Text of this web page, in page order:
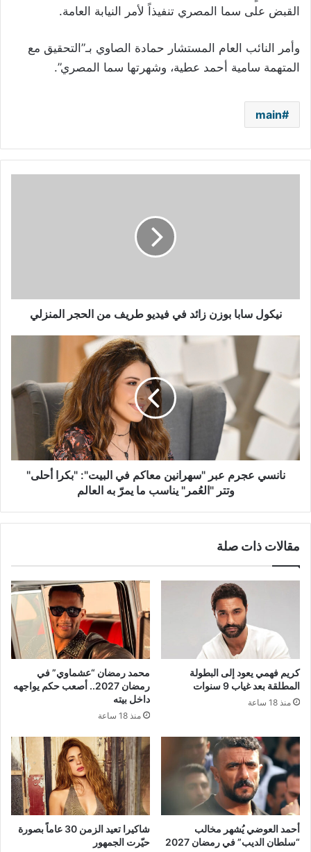
القبض على سما المصري تنفيذاً لأمر النيابة العامة.
وأمر النائب العام المستشار حمادة الصاوي بـ”التحقيق مع
المتهمة سامية أحمد عطية، وشهرتها سما المصري”.
main
الحجر
المنزلينيكول سابا بوزن زائد في فيديو طريف من الحجر المنزلي
"سهرانين
البيت":
"بكرا
أحلى"
به
نانسي عجرم عبر "سهرانين معاكم في البيت": "بكرا أحلى"
وتتر "العُمر" يناسب ما يمرّ به العالم
مقالات ذات صلة
كريم فهمي يعود إلى البطولة
المطلقة بعد غياب 9 سنوات
منذ 18 ساعة
محمد رمضان “عشماوي” في
رمضان 2027.. أصعب حكم يواجهه
داخل بيته
منذ 18 ساعة
أحمد العوضي يُشهر مخالب
“سلطان الديب” في رمضان 2027
شاكيرا تعيد الزمن 30 عاماً بصورة
حيّرت الجمهور